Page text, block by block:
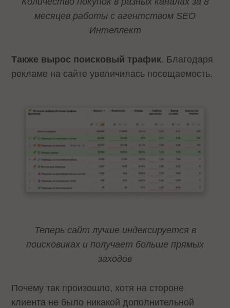
месяцев работы с агентством SEO
Интеллект
Также вырос поисковый трафик. Благодаря
рекламе на сайте увеличилась посещаемость.
Теперь сайт лучше индексируется в
поисковиках и получает больше прямых
заходов
Почему так произошло, хотя на стороне
клиента не было никакой дополнительной